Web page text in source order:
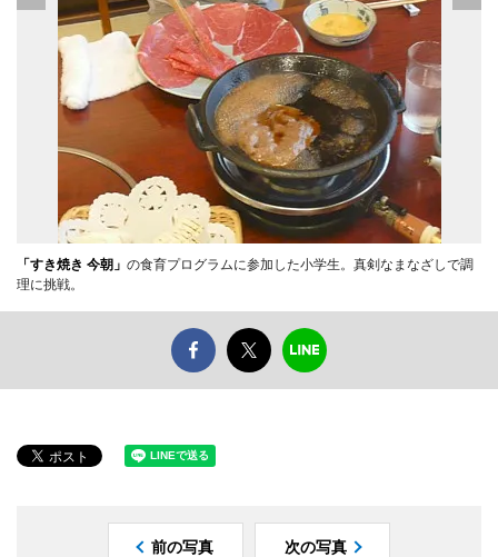
「すき焼き 今朝」 の食育プログラムに参加した小学生。真剣なまなざしで調
理に挑戦。
前の写真 次の写真